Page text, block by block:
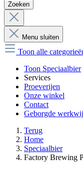
Zoeken
Menu sluiten
Toon alle
Toon Speciaalbier
Services
Proeverijen
Onze winkel
Contact
Geborgde
Terug
Home
Speciaalbier
Factory Brewing